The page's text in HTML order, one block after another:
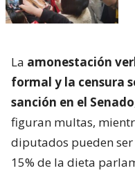
La amonestación
formal y la censura
sanción en el Senado
figuran multas,
diputados pueden
15% de la dieta